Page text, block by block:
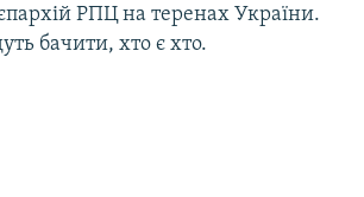
РПЦ на теренах України.
бачити, хто є хто.